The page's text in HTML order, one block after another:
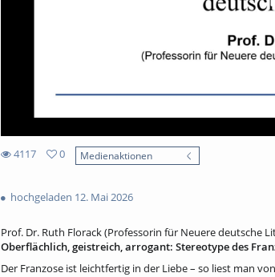
4117
views
0
Medienaktionen
hochgeladen 12. Mai 2026
Prof. Dr. Ruth Florack (Professorin für Neuere deutsche
Oberflächlich, geistreich, arrogant: Stereotype des
Der Franzose ist leichtfertig in der Liebe – so liest man